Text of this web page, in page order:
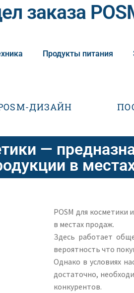
заказа
Продукты питания
ДИЗАЙН
—
в
POSM для
в местах продаж.
Здесь работает
вероятность что
Однако в условиях
достаточно,
конкурентов.